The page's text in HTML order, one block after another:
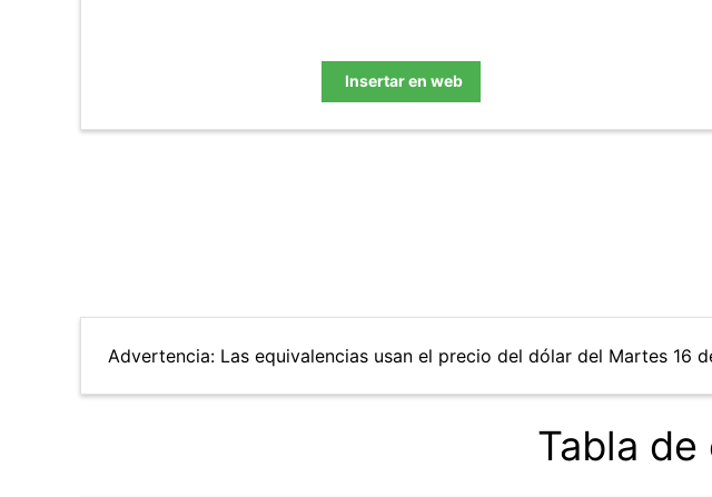
Insertar en web
Advertencia: Las equivalencias usan el precio del dólar del Martes 16
Tabla